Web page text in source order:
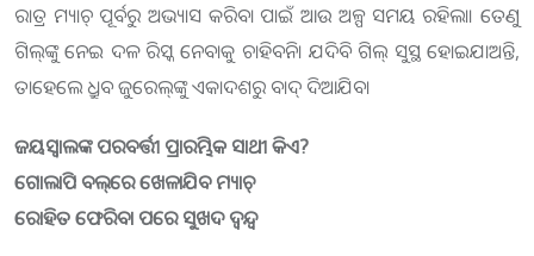
ରାତ୍ର ମ୍ୟାଚ୍‌ ପୂର୍ବରୁ ଅଭ୍ୟାସ କରିବା ପାଇଁ ଆଉ ଅଳ୍ପ ସମୟ ରହିଲା। ତେଣୁ
ଗିଲ୍‌ଙ୍କୁ ନେଇ ଦଳ ରିସ୍କ ନେବାକୁ ଚାହିବନି। ଯଦିବି ଗିଲ୍‌ ସୁସ୍ଥ ହୋଇଯାଅନ୍ତି,
ତାହେଲେ ଧ୍ରୁବ ଜୁରେଲ୍‌ଙ୍କୁ ଏକାଦଶରୁ ବାଦ୍‌ ଦିଆଯିବ।
ଜୟସ୍ବାଲଙ୍କ ପରବର୍ତ୍ତୀ ପ୍ରାରମ୍ଭିକ ସାଥୀ କିଏ?
ଗୋଲାପି ବଲ୍‌ରେ ଖେଳାଯିବ ମ୍ୟାଚ୍
ରୋହିତ ଫେରିବା ପରେ ସୁଖଦ ଦ୍ବନ୍ଦ୍ବ